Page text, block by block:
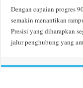
Dengan capaian progres
semakin menantikan
Presisi yang diharapkan
jalur penghubung yang